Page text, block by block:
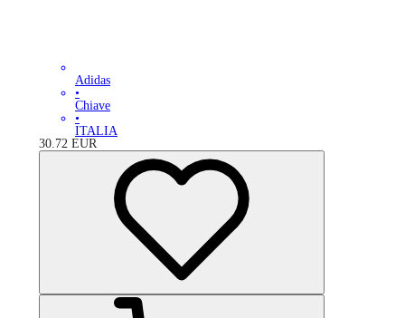
Adidas
•
Chiave
•
ITALIA
30.72 EUR